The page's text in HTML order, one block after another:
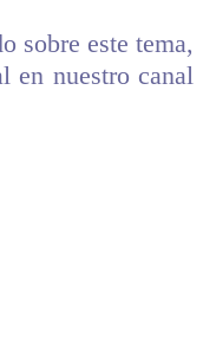
sobre este tema,
en nuestro canal